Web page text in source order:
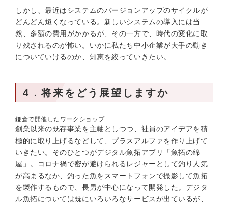
しかし、最近はシステムのバージョンアップのサイクルが
どんどん短くなっている。新しいシステムの導入には当
然、多額の費用がかかるが、その一方で、時代の変化に取
り残されるのが怖い。いかに私たち中小企業が大手の動き
についていけるのか、知恵を絞っていきたい。
4．将来をどう展望しますか
鎌倉で開催したワークショップ
創業以来の既存事業を主軸としつつ、社員のアイデアを積
極的に取り上げるなどして、プラスアルファを作り上げて
いきたい。そのひとつがデジタル魚拓アプリ「魚拓の綿
屋」。コロナ禍で密が避けられるレジャーとして釣り人気
が高まるなか、釣った魚をスマートフォンで撮影して魚拓
を製作するもので、長男が中心になって開発した。デジタ
ル魚拓については既にいろいろなサービスが出ているが、